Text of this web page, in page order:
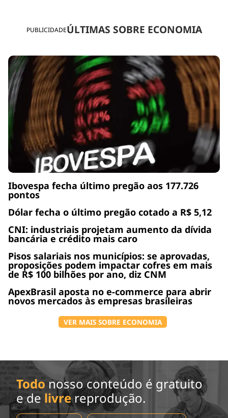
PUBLICIDADEÚLTIMAS SOBRE ECONOMIA
Ibovespa fecha último pregão aos 177.726
pontos
Dólar fecha o último pregão cotado a R$ 5,12
CNI: industriais projetam aumento da dívida
bancária e crédito mais caro
Pisos salariais nos municípios: se aprovadas,
proposições podem impactar cofres em mais
de R$ 100 bilhões por ano, diz CNM
ApexBrasil aposta no e-commerce para abrir
novos mercados às empresas brasileiras
VER MAIS SOBRE ECONOMIA
Todo nosso conteúdo é gratuito
e de livrereprodução.